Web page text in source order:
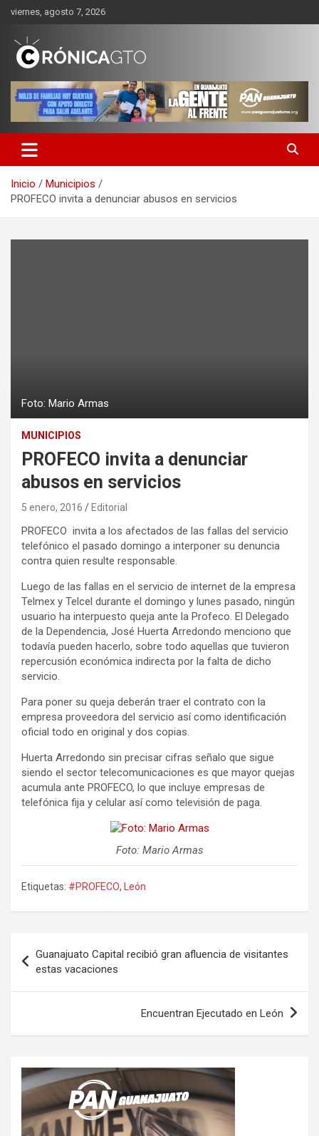
Saltar
contenido
viernes, agosto 7, 2026
CRONICA GUANAJUATO
Inicio
Municipios
PROFECO invita a denunciar abusos en servicios
Foto: Mario Armas
MUNICIPIOS
PROFECO invita a denunciar
abusos en servicios
5 enero, 2016 Editorial
PROFECO invita a los afectados de las fallas del servicio
telefónico el pasado domingo a interponer su denuncia
contra quien resulte responsable.
Luego de las fallas en el servicio de internet de la empresa
Telmex y Telcel durante el domingo y lunes pasado, ningún
usuario ha interpuesto queja ante la Profeco. El Delegado
de la Dependencia, José Huerta Arredondo menciono que
todavía pueden hacerlo, sobre todo aquellas que tuvieron
repercusión económica indirecta por la falta de dicho
servicio.
Para poner su queja deberán traer el contrato con la
empresa proveedora del servicio así como identificación
oficial todo en original y dos copias.
Huerta Arredondo sin precisar cifras señalo que sigue
siendo el sector telecomunicaciones es que mayor quejas
acumula ante PROFECO, lo que incluye empresas de
telefónica fija y celular así como televisión de paga.
Foto: Mario Armas
Etiquetas: #PROFECO, León
de
entradas
Guanajuato Capital recibió gran afluencia de visitantes
estas vacaciones
Encuentran Ejecutado en León